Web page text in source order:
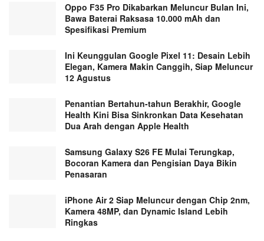
Oppo F35 Pro Dikabarkan Meluncur Bulan Ini,
Bawa Baterai Raksasa 10.000 mAh dan
Spesifikasi Premium
Ini Keunggulan Google Pixel 11: Desain Lebih
Elegan, Kamera Makin Canggih, Siap Meluncur
12 Agustus
Penantian Bertahun-tahun Berakhir, Google
Health Kini Bisa Sinkronkan Data Kesehatan
Dua Arah dengan Apple Health
Samsung Galaxy S26 FE Mulai Terungkap,
Bocoran Kamera dan Pengisian Daya Bikin
Penasaran
iPhone Air 2 Siap Meluncur dengan Chip 2nm,
Kamera 48MP, dan Dynamic Island Lebih
Ringkas